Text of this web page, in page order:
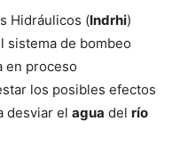
Hidráulicos (Indrhi)
sistema de bombeo
en proceso
los posibles efectos
desviar el agua del río